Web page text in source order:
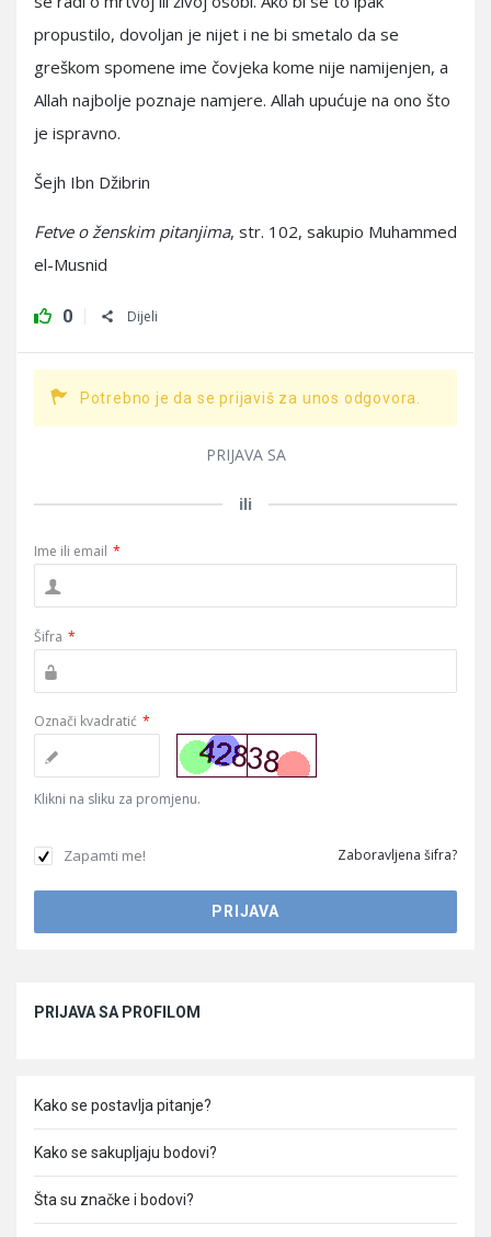
propustilo, dovoljan je nijet i ne bi smetalo da se
greškom spomene ime čovjeka kome nije namijenjen, a
Allah najbolje poznaje namjere. Allah upućuje na ono što
je ispravno.
Šejh Ibn Džibrin
Fetve o ženskim pitanjima, str. 102, sakupio Muhammed
el-Musnid
0 Dijeli
Potrebno je da se prijaviš za unos odgovora.
PRIJAVA SA
ili
Ime ili email *
Šifra *
Označi kvadratić *
Klikni na sliku za promjenu.
Zapamti me! Zaboravljena šifra?
PRIJAVA SA PROFILOM
Kako se postavlja pitanje?
Kako se sakupljaju bodovi?
Šta su značke i bodovi?